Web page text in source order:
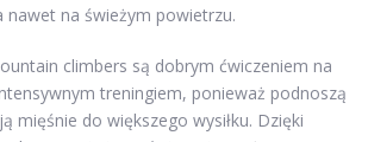
nawet na świeżym powietrzu.
climbers są dobrym ćwiczeniem na
treningiem, ponieważ podnoszą
mięśnie do większego wysiłku. Dzięki